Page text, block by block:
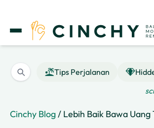
Tips Perjalanan
Cinchy Blog/ Lebih Baik Bawa Uang Tunai atau Kartu di Bali?